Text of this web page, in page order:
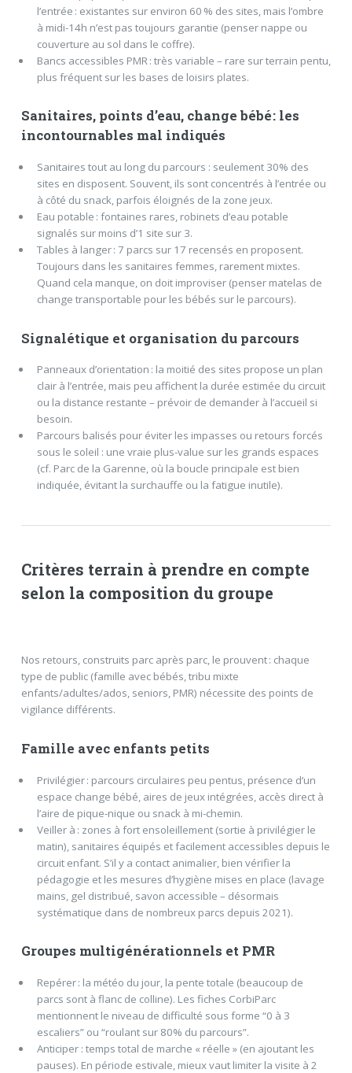
l’entrée : existantes sur environ 60 % des sites, mais l’ombre
à midi-14h n’est pas toujours garantie (penser nappe ou
couverture au sol dans le coffre).
Bancs accessibles PMR : très variable – rare sur terrain pentu,
plus fréquent sur les bases de loisirs plates.
Sanitaires, points d’eau, change bébé : les
incontournables mal indiqués
Sanitaires tout au long du parcours : seulement 30% des
sites en disposent. Souvent, ils sont concentrés à l’entrée ou
à côté du snack, parfois éloignés de la zone jeux.
Eau potable : fontaines rares, robinets d’eau potable
signalés sur moins d’1 site sur 3.
Tables à langer : 7 parcs sur 17 recensés en proposent.
Toujours dans les sanitaires femmes, rarement mixtes.
Quand cela manque, on doit improviser (penser matelas de
change transportable pour les bébés sur le parcours).
Signalétique et organisation du parcours
Panneaux d’orientation : la moitié des sites propose un plan
clair à l’entrée, mais peu affichent la durée estimée du circuit
ou la distance restante – prévoir de demander à l’accueil si
besoin.
Parcours balisés pour éviter les impasses ou retours forcés
sous le soleil : une vraie plus-value sur les grands espaces
(cf. Parc de la Garenne, où la boucle principale est bien
indiquée, évitant la surchauffe ou la fatigue inutile).
Critères terrain à prendre en compte
selon la composition du groupe
Nos retours, construits parc après parc, le prouvent : chaque
type de public (famille avec bébés, tribu mixte
enfants/adultes/ados, seniors, PMR) nécessite des points de
vigilance différents.
Famille avec enfants petits
Privilégier : parcours circulaires peu pentus, présence d’un
espace change bébé, aires de jeux intégrées, accès direct à
l’aire de pique-nique ou snack à mi-chemin.
Veiller à : zones à fort ensoleillement (sortie à privilégier le
matin), sanitaires équipés et facilement accessibles depuis le
circuit enfant. S’il y a contact animalier, bien vérifier la
pédagogie et les mesures d’hygiène mises en place (lavage
mains, gel distribué, savon accessible – désormais
systématique dans de nombreux parcs depuis 2021).
Groupes multigénérationnels et PMR
Repérer : la météo du jour, la pente totale (beaucoup de
parcs sont à flanc de colline). Les fiches CorbiParc
mentionnent le niveau de difficulté sous forme “0 à 3
escaliers” ou “roulant sur 80% du parcours”.
Anticiper : temps total de marche « réelle » (en ajoutant les
pauses). En période estivale, mieux vaut limiter la visite à 2